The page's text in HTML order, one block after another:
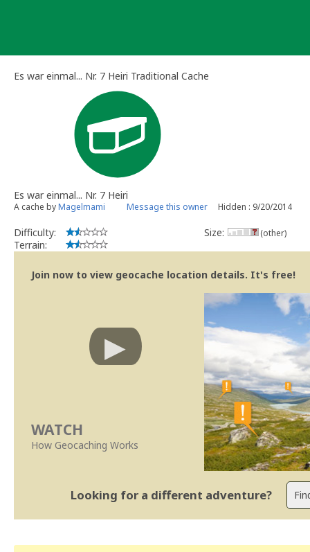
Es war einmal... Nr. 7 Heiri Traditional Cache
Es war einmal... Nr. 7 Heiri
A cache byMagelmami Message this owner Hidden : 9/20/2014
Difficulty:
Terrain:
Size: (other)
Join now to view geocache location details. It's free!
WATCH
How Geocaching Works
Looking for a different adventure?